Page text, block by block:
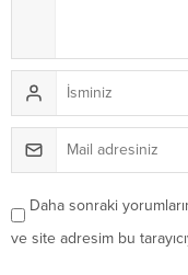
Daha sonraki
ve site adresim bu